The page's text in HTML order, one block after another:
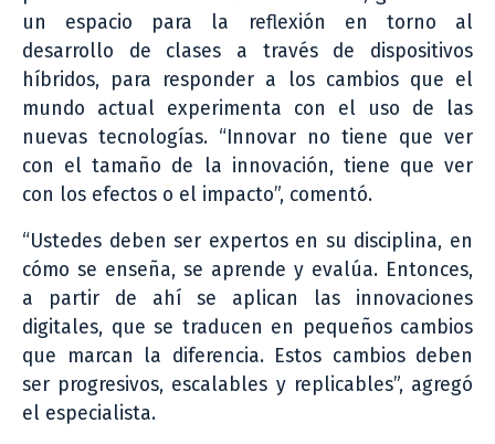
un espacio para la reflexión en torno al
desarrollo de clases a través de dispositivos
híbridos, para responder a los cambios que el
mundo actual experimenta con el uso de las
nuevas tecnologías. “Innovar no tiene que ver
con el tamaño de la innovación, tiene que ver
con los efectos o el impacto”, comentó.
“Ustedes deben ser expertos en su disciplina, en
cómo se enseña, se aprende y evalúa. Entonces,
a partir de ahí se aplican las innovaciones
digitales, que se traducen en pequeños cambios
que marcan la diferencia. Estos cambios deben
ser progresivos, escalables y replicables”, agregó
el especialista.